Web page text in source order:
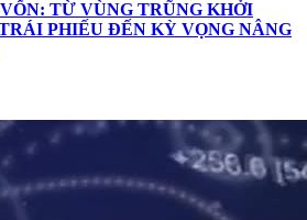
TỪ VÙNG TRŨNG KHỞI
PHIẾU ĐẾN KỲ VỌNG NÂNG